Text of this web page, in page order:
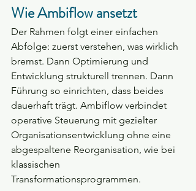
Wie Ambiflow ansetzt
Der Rahmen folgt einer einfachen
Abfolge: zuerst verstehen, was wirklich
bremst. Dann Optimierung und
Entwicklung strukturell trennen. Dann
Führung so einrichten, dass beides
dauerhaft trägt. Ambiflow verbindet
operative Steuerung mit gezielter
Organisationsentwicklung ohne eine
abgespaltene Reorganisation, wie bei
klassischen
Transformationsprogrammen.